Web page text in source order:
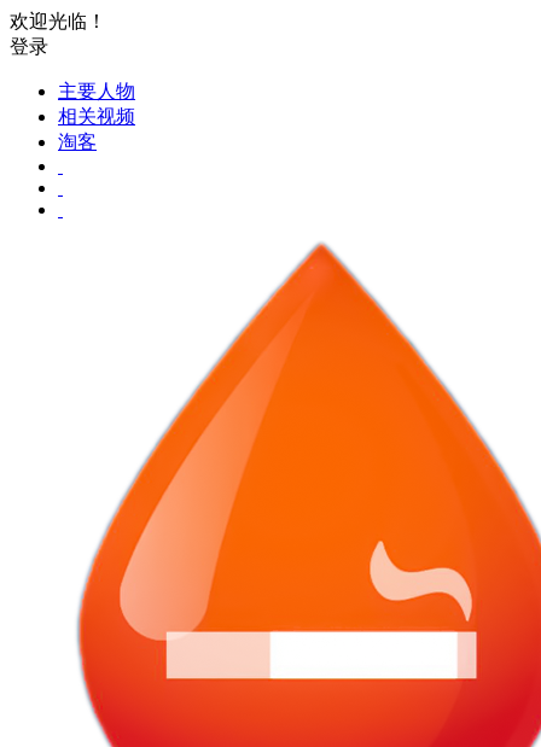
欢迎光临！
登录
主要人物
相关视频
淘客